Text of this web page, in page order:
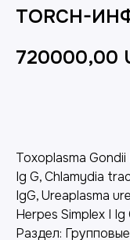
TORCH-
720000,00
Toxoplasma Gondii
Ig G, Chlamydia
IgG, Ureaplasma
Herpes Simplex I Ig
Раздел:
Другие